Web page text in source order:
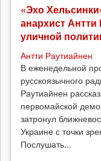
«Эхо
анархист
уличной
Антти Раутиайнен
В еженедельной
русскоязычного
Раутиайнен
первомайской
затронул
Украине с точки
Послушать...